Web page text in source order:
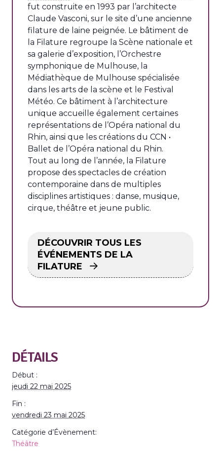
fut construite en 1993 par l’architecte
Claude Vasconi, sur le site d’une ancienne
filature de laine peignée. Le bâtiment de
la Filature regroupe la Scène nationale et
sa galerie d’exposition, l’Orchestre
symphonique de Mulhouse, la
Médiathèque de Mulhouse spécialisée
dans les arts de la scène et le Festival
Météo. Ce bâtiment à l’architecture
unique accueille également certaines
représentations de l’Opéra national du
Rhin, ainsi que les créations du CCN •
Ballet de l’Opéra national du Rhin.
Tout au long de l’année, la Filature
propose des spectacles de création
contemporaine dans de multiples
disciplines artistiques : danse, musique,
cirque, théâtre et jeune public.
DÉCOUVRIR TOUS LES
ÉVÉNEMENTS DE LA
FILATURE
DÉTAILS
Début :
jeudi 22 mai 2025
Fin :
vendredi 23 mai 2025
Catégorie d’Évènement:
Théâtre